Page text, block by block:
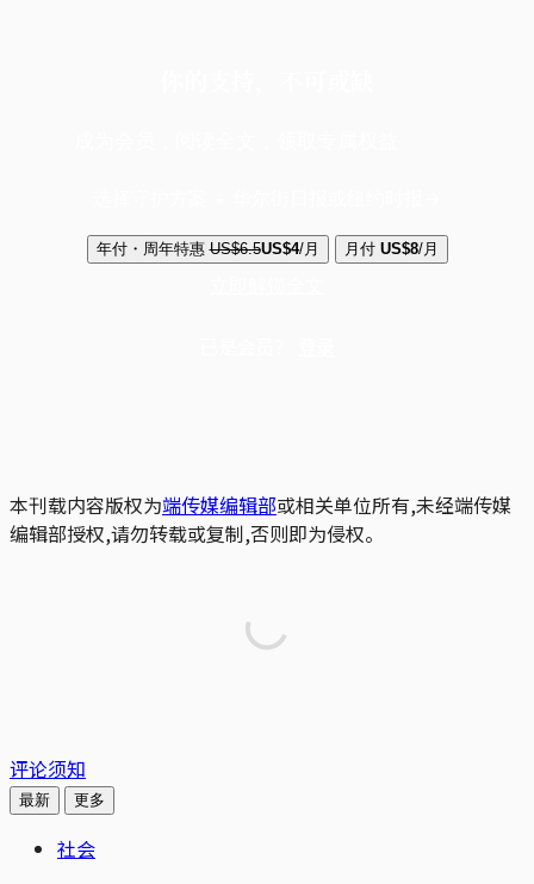
年付・周年特惠 US$6.5US$4/月 月付 US$8/月
本刊载内容版权为端传媒编辑部或相关单位所有,未经端传媒
编辑部授权,请勿转载或复制,否则即为侵权。
评论须知
最新 更多
社会